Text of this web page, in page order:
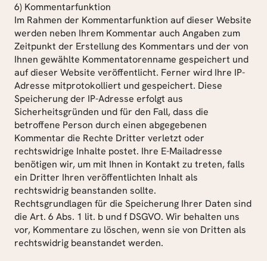
6) Kommentarfunktion
Im Rahmen der Kommentarfunktion auf dieser Website
werden neben Ihrem Kommentar auch Angaben zum
Zeitpunkt der Erstellung des Kommentars und der von
Ihnen gewählte Kommentatorenname gespeichert und
auf dieser Website veröffentlicht. Ferner wird Ihre IP-
Adresse mitprotokolliert und gespeichert. Diese
Speicherung der IP-Adresse erfolgt aus
Sicherheitsgründen und für den Fall, dass die
betroffene Person durch einen abgegebenen
Kommentar die Rechte Dritter verletzt oder
rechtswidrige Inhalte postet. Ihre E-Mailadresse
benötigen wir, um mit Ihnen in Kontakt zu treten, falls
ein Dritter Ihren veröffentlichten Inhalt als
rechtswidrig beanstanden sollte.
Rechtsgrundlagen für die Speicherung Ihrer Daten sind
die Art. 6 Abs. 1 lit. b und f DSGVO. Wir behalten uns
vor, Kommentare zu löschen, wenn sie von Dritten als
rechtswidrig beanstandet werden.